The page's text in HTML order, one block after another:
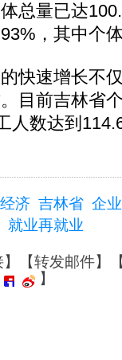
总量已达
，其中个
速增长不
目前吉林省
人数达到
济 吉林省 企
就业再就业
】【转发邮件】
】